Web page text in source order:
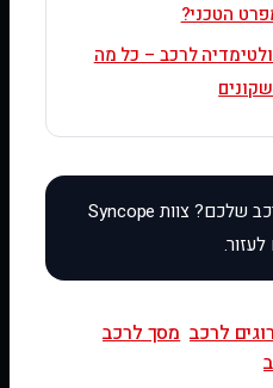
הטכני?
לרכב – כל מה
לרכב מסך לרכב